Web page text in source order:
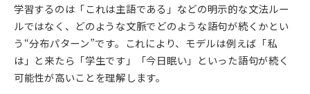
学習するのは「これは主語である」などの明示的な文法ルー
ルではなく、どのような文脈でどのような語句が続くかとい
う“分布パターン”です。これにより、モデルは例えば「私
は」と来たら「学生です」「今日眠い」といった語句が続く
可能性が高いことを理解します。